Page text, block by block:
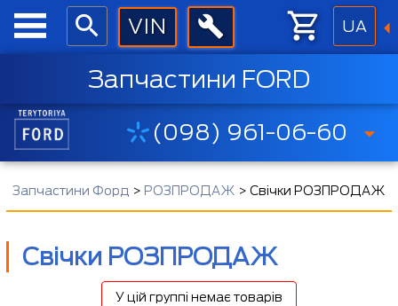
UA
Запчастини FORD
(098) 961-06-60
Запчастини Форд > РОЗПРОДАЖ > Свічки РОЗПРОДАЖ
Свічки РОЗПРОДАЖ
У цій группі немає товарів